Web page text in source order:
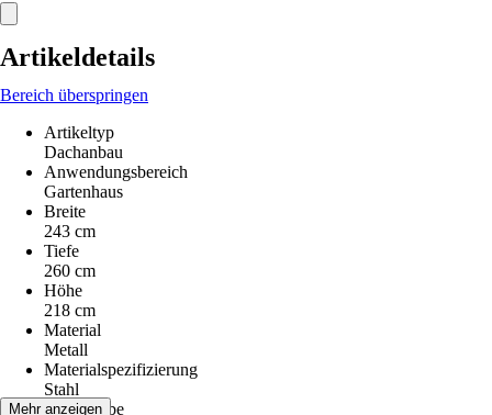
Artikeldetails
Bereich überspringen
Artikeltyp
Dachanbau
Anwendungsbereich
Gartenhaus
Breite
243 cm
Tiefe
260 cm
Höhe
218 cm
Material
Metall
Materialspezifizierung
Stahl
Grundfarbe
Mehr anzeigen